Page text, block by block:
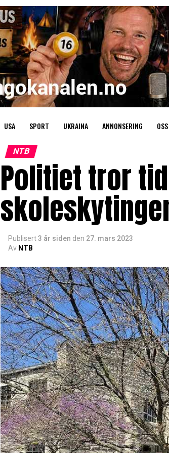
USA SPORT UKRAINA ANNONSERING
NTB
Politiet tror
Publisert3 år siden den 27. mars 2023
Av NTB